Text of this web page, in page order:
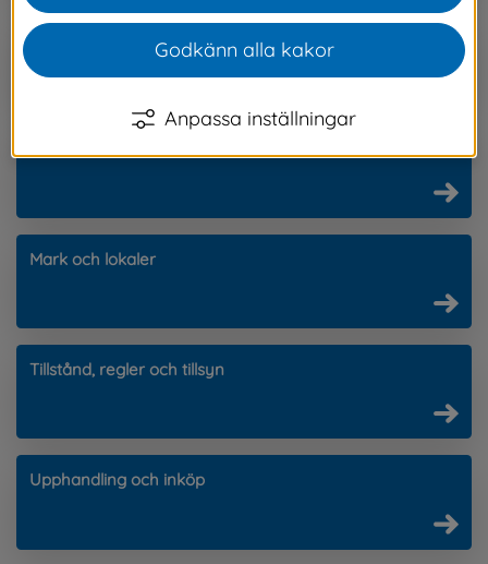
Arbetsmarknad
Mark och lokaler
Tillstånd, regler och tillsyn
Upphandling och inköp
Godkänn alla kakor
Anpassa inställningar